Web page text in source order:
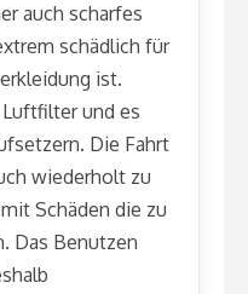
auch scharfes
schädlich für
ist.
und es
Die Fahrt
wiederholt zu
Schäden die zu
Das Benutzen